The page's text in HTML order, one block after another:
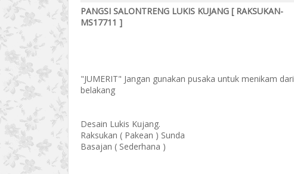
PANGSI SALONTRENG LUKIS KUJANG [ RAKSUKAN-
MS17711 ]
"JUMERIT" Jangan gunakan pusaka untuk menikam dari
belakang
Desain Lukis Kujang.
Raksukan ( Pakean ) Sunda
Basajan ( Sederhana )